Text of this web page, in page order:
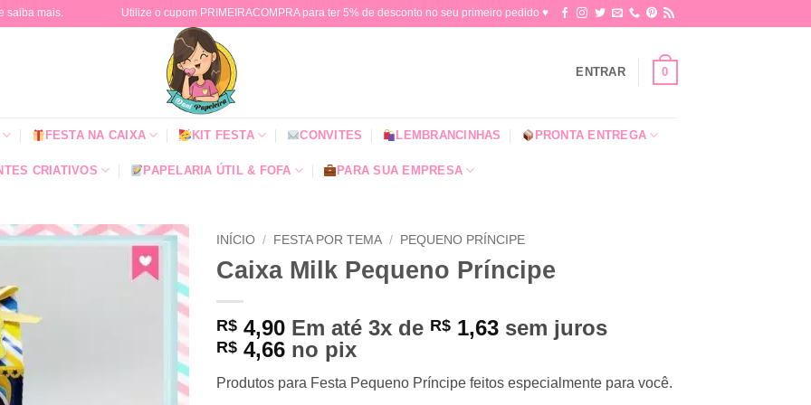
saiba mais. Utilize o cupom PRIMEIRACOMPRA para ter 5% de desconto no seu primeiro pedido ♥​
ENTRAR 0
FESTA NA CAIXA KIT FESTA CONVITES LEMBRANCINHAS PRONTA ENTREGA
CRIATIVOS PAPELARIA ÚTIL & FOFA PARA SUA EMPRESA
INÍCIO / FESTA POR TEMA / PEQUENO PRÍNCIPE
Caixa Milk Pequeno Príncipe
R$ 4,90 Em até 3x de R$ 1,63 sem juros
R$ 4,66 no pix
Produtos para Festa Pequeno Príncipe feitos especialmente para você.